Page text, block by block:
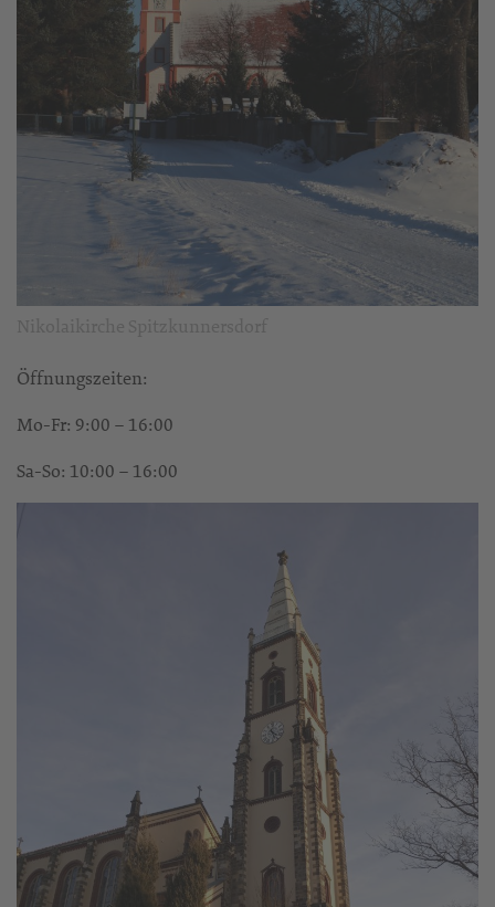
Öffnungszeiten:
Mo-Fr: 9:00 – 16:00
Sa-So: 10:00 – 16:00